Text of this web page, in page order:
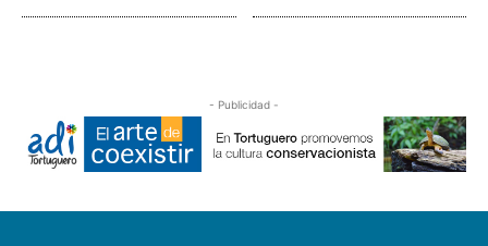
- Publicidad -